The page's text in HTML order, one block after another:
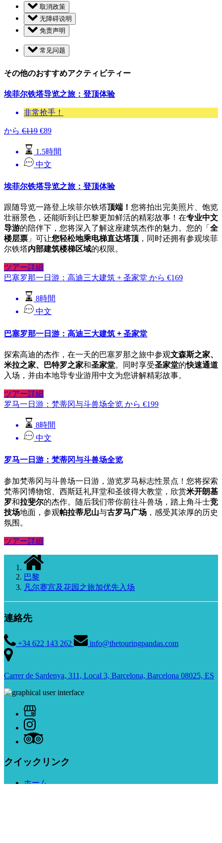
取消政策
无障碍说明
免责声明
常见问题
その他のおすすめアクティビティー
埃菲尔铁塔导览之旅：登顶体验
非常抢手！
から €119 €89
1.5時間
中文
埃菲尔铁塔导览之旅：登顶体验
跟随导览一路登上埃菲尔铁塔顶端！ 您将拍出完美照片、饱览
壮丽景色，还能听到让巴黎更加鲜活的精彩故事！在专业中文
导游的陪伴下，您将深入了解这座建筑杰作的魅力。您的「 全
楼层票 」可让您轻松地乘电梯直达塔顶 ，同时还拥有参观埃菲
尔铁塔内部建筑楼梯区域的权限。
ツアー詳細
巴塞罗那一日游：高迪三大建筑 + 圣家堂 から €169
8時間
中文
巴塞罗那一日游：高迪三大建筑 + 圣家堂
探索高迪的杰作，在一天的巴塞罗那之旅中参观文森斯之家、
米拉之家、巴特罗之家和圣家堂。同时享受圣家堂的快速通道
入场，并由本地导专业游用中文为您讲解精彩故事。
ツアー詳細
罗马一日游：梵蒂冈与斗兽场全览 から €199
8時間
中文
罗马一日游：梵蒂冈与斗兽场全览
参加梵蒂冈与斗兽场一日游，游览罗马标志性景点！您将探索
梵蒂冈博物馆、西斯廷礼拜堂和圣彼得大教堂，欣赏米开朗基
罗和拉斐尔的杰作。随后我们带你前往斗兽场，踏上角斗士竞
技场地面，参观帕拉蒂尼山与古罗马广场 ，感受其浓厚的历史
氛围。
ツアー詳細
巴黎
凡尔赛宫及花园之旅加优先入场
連絡先
+34 622 143 262 info@thetouringpandas.com
Carrer de Sardenya, 311, Local 3, Barcelona, Barcelona 08025, ES
クイックリンク
ホーム